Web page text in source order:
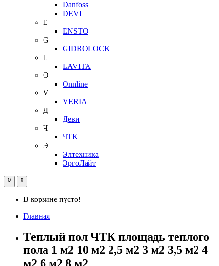
Danfoss
DEVI
E
ENSTO
G
GIDROLOCK
L
LAVITA
O
Onnline
V
VERIA
Д
Деви
Ч
ЧТК
Э
Элтехника
ЭргоЛайт
0 0
В корзине пусто!
Главная
Теплый пол ЧТК площадь теплого
пола 1 м2 10 м2 2,5 м2 3 м2 3,5 м2 4
м2 6 м2 8 м2